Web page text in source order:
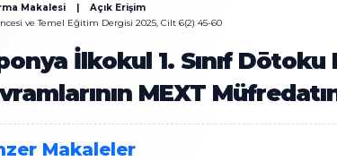
Makalesi | Açık Erişim
ve Temel Eğitim Dergisi 2025, Cilt 6(2) 45-60
İlkokul 1. Sınıf
MEXT
Makaleler